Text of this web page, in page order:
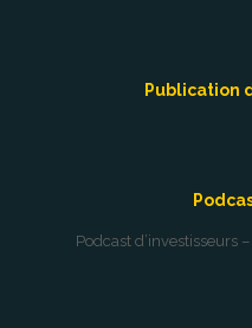
Publication
Podcast d’investisseurs